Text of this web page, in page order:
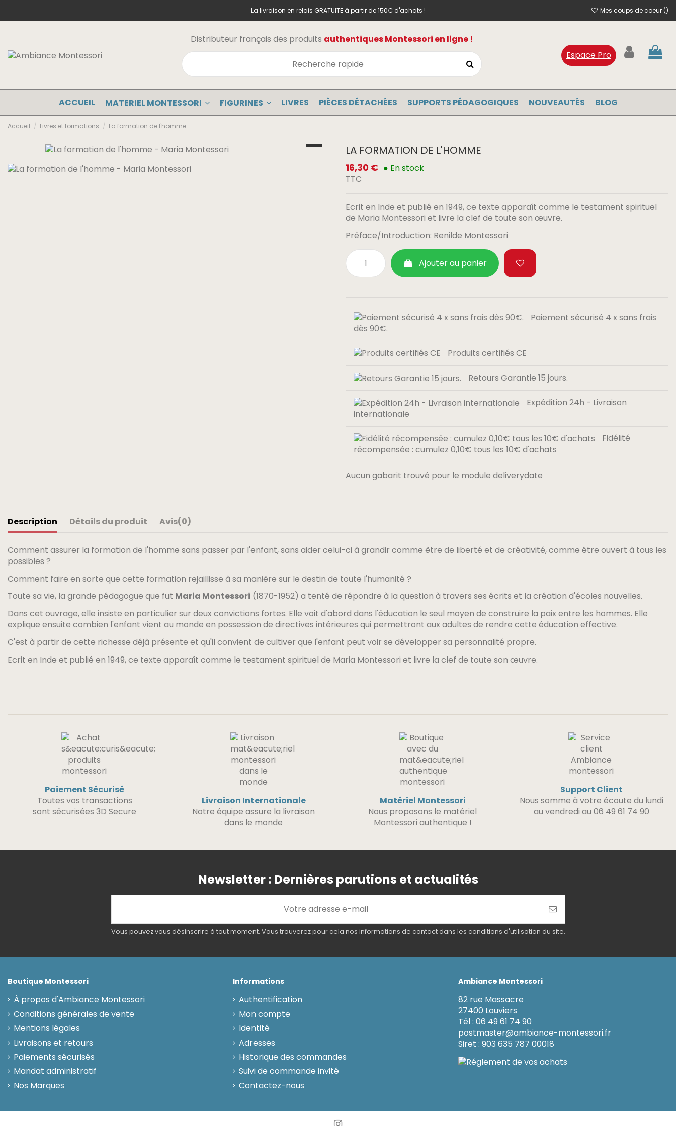
La livraison en relais GRATUITE à partir de 150€ d'achats ! Mes coups de coeur ()
Distributeur français des produits authentiques Montessori en ligne !
Espace Pro
ACCUEIL MATERIEL MONTESSORI FIGURINES LIVRES PIÈCES DÉTACHÉES SUPPORTS PÉDAGOGIQUES NOUVEAUTÉS BLOG
Accueil Livres et formations La formation de l'homme
LA FORMATION DE L'HOMME
16,30 € ● En stock
TTC
Ecrit en Inde et publié en 1949, ce texte apparaît comme le testament spirituel
de Maria Montessori et livre la clef de toute son œuvre.
Préface/Introduction: Renilde Montessori
Ajouter au panier
Paiement sécurisé 4 x sans frais
dès 90€.
Produits certifiés CE
Retours Garantie 15 jours.
Expédition 24h - Livraison
internationale
Fidélité
récompensée : cumulez 0,10€ tous les 10€ d'achats
Aucun gabarit trouvé pour le module deliverydate
Description Détails du produit Avis(0)
Comment assurer la formation de l'homme sans passer par l'enfant, sans aider celui-ci à grandir comme être de liberté et de créativité, comme être ouvert à tous les
possibles ?
Comment faire en sorte que cette formation rejaillisse à sa manière sur le destin de toute l'humanité ?
Toute sa vie, la grande pédagogue que fut Maria Montessori (1870-1952) a tenté de répondre à la question à travers ses écrits et la création d'écoles nouvelles.
Dans cet ouvrage, elle insiste en particulier sur deux convictions fortes. Elle voit d'abord dans l'éducation le seul moyen de construire la paix entre les hommes. Elle
explique ensuite combien l'enfant vient au monde en possession de directives intérieures qui permettront aux adultes de rendre cette éducation effective.
C'est à partir de cette richesse déjà présente et qu'il convient de cultiver que l'enfant peut voir se développer sa personnalité propre.
Ecrit en Inde et publié en 1949, ce texte apparaît comme le testament spirituel de Maria Montessori et livre la clef de toute son œuvre.
Paiement Sécurisé
Toutes vos transactions
sont sécurisées 3D Secure
Livraison Internationale
Notre équipe assure la livraison
dans le monde
Matériel Montessori
Nous proposons le matériel
Montessori authentique !
Support Client
Nous somme à votre écoute du lundi
au vendredi au 06 49 61 74 90
Newsletter : Dernières parutions et actualités
Vous pouvez vous désinscrire à tout moment. Vous trouverez pour cela nos informations de contact dans les conditions d'utilisation du site.
Boutique Montessori
À propos d'Ambiance Montessori
Conditions générales de vente
Mentions légales
Livraisons et retours
Paiements sécurisés
Mandat administratif
Nos Marques
Informations
Authentification
Mon compte
Identité
Adresses
Historique des commandes
Suivi de commande invité
Contactez-nous
Ambiance Montessori
82 rue Massacre
27400 Louviers
Tél : 06 49 61 74 90
postmaster@ambiance-montessori.fr
Siret : 903 635 787 00018